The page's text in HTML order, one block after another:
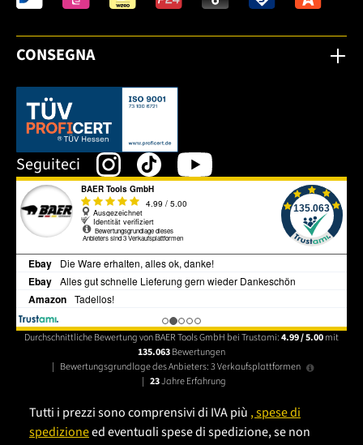
CONSEGNA
Dieser Link öffnet sich in einem neuen Tab.
Seguiteci
Durchschnittliche Bewertung von BAER Tools GmbH bei Trustami:4.99 / 5.00mit
135.063Bewertungen
| Bewertungsgrundlage des Anbieters: 3 Verkaufsplattformen
| 23Jahre Erfahrung
Tutti i prezzi sono comprensivi di IVA più , spese di
spedizioneed eventuali spese di spedizione, se non